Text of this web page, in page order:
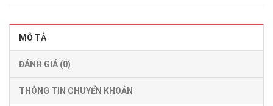
MÔ TẢ
ĐÁNH GIÁ (0)
THÔNG TIN CHUYỂN KHOẢN